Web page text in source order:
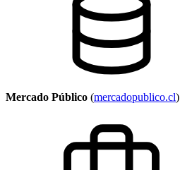
Mercado Público (mercadopublico.cl)